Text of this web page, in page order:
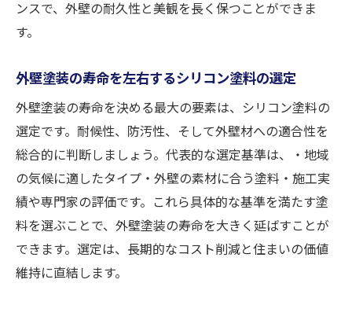
ンスで、外壁の耐久性と美観を長く保つことができま
す。
外壁塗装の寿命を左右するシリコン塗料の選定
外壁塗装の寿命を決める最大の要素は、シリコン塗料の
選定です。耐候性、防汚性、そして外壁材への適合性を
総合的に判断しましょう。代表的な選定基準は、・地域
の気候に適したタイプ・外壁の素材に合う塗料・施工実
績や専門家の評価です。これら具体的な基準を満たす塗
料を選ぶことで、外壁塗装の寿命を大きく延ばすことが
できます。選定は、長期的なコスト削減と住まいの価値
維持に直結します。